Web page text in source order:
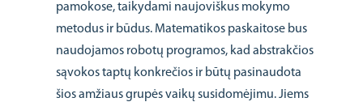
pamokose, taikydami naujoviškus mokymo
metodus ir būdus. Matematikos paskaitose bus
naudojamos robotų programos, kad abstrakčios
sąvokos taptų konkrečios ir būtų pasinaudota
šios amžiaus grupės vaikų susidomėjimu. Jiems